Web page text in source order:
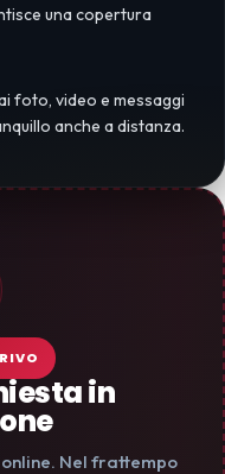
una copertura
foto, video e messaggi
anche a distanza.
in
Nel frattempo